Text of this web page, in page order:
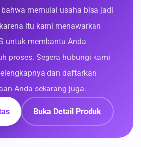
memulai usaha bisa jadi
itu kami menawarkan
untuk membantu Anda
proses. Segera hubungi kami
dan daftarkan
Anda sekarang juga.
Buka Detail Produk